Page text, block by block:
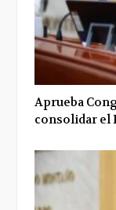
Aprueba
consolidar el